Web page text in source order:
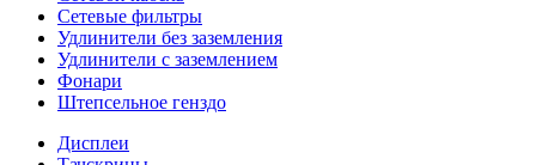
Сетевые фильтры
Удлинители без заземления
Удлинители с заземлением
Фонари
Штепсельное генздо
Дисплеи